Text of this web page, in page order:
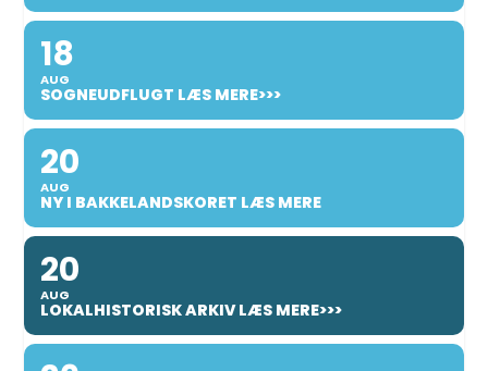
18
AUG
SOGNEUDFLUGT LÆS MERE>>>
20
AUG
NY I BAKKELANDSKORET LÆS MERE
20
AUG
LOKALHISTORISK ARKIV LÆS MERE>>>